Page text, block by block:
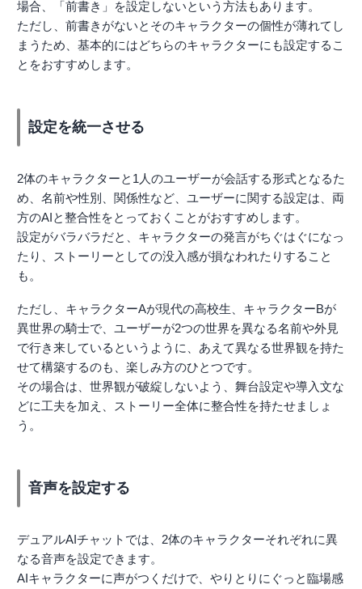
場合、「前書き」を設定しないという方法もあります。
ただし、前書きがないとそのキャラクターの個性が薄れてし
まうため、基本的にはどちらのキャラクターにも設定するこ
とをおすすめします。
設定を統一させる
2体のキャラクターと1人のユーザーが会話する形式となるた
め、名前や性別、関係性など、ユーザーに関する設定は、両
方のAIと整合性をとっておくことがおすすめします。
設定がバラバラだと、キャラクターの発言がちぐはぐになっ
たり、ストーリーとしての没入感が損なわれたりすること
も。
ただし、キャラクターAが現代の高校生、キャラクターBが
異世界の騎士で、ユーザーが2つの世界を異なる名前や外見
で行き来しているというように、あえて異なる世界観を持た
せて構築するのも、楽しみ方のひとつです。
その場合は、世界観が破綻しないよう、舞台設定や導入文な
どに工夫を加え、ストーリー全体に整合性を持たせましょ
う。
音声を設定する
デュアルAIチャットでは、2体のキャラクターそれぞれに異
なる音声を設定できます。
AIキャラクターに声がつくだけで、やりとりにぐっと臨場感